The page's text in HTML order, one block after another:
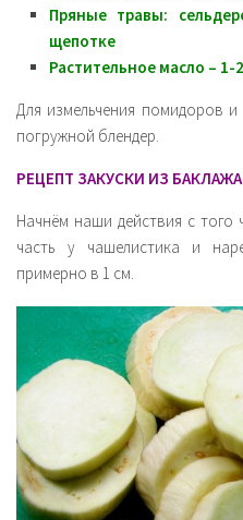
Пряные травы:
щепотке
Растительное масло –
Для измельчения помидоров
погружной блендер.
РЕЦЕПТ ЗАКУСКИ ИЗ
Начнём наши действия с
часть у чашелистика и
примерно в 1 см.